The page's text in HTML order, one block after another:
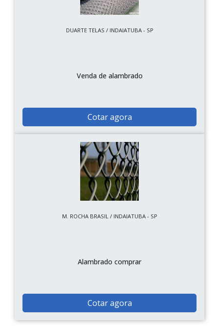
DUARTE TELAS / INDAIATUBA - SP
Venda de alambrado
Cotar agora
M. ROCHA BRASIL / INDAIATUBA - SP
Alambrado comprar
Cotar agora